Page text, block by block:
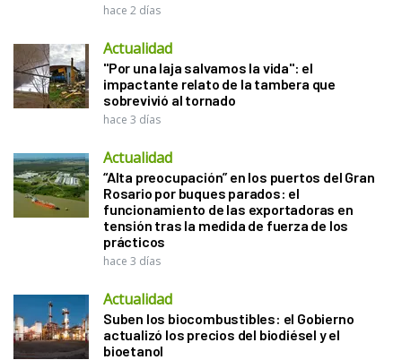
hace 2 días
Actualidad
"Por una laja salvamos la vida": el
impactante relato de la tambera que
sobrevivió al tornado
hace 3 días
Actualidad
“Alta preocupación” en los puertos del Gran
Rosario por buques parados: el
funcionamiento de las exportadoras en
tensión tras la medida de fuerza de los
prácticos
hace 3 días
Actualidad
Suben los biocombustibles: el Gobierno
actualizó los precios del biodiésel y el
bioetanol